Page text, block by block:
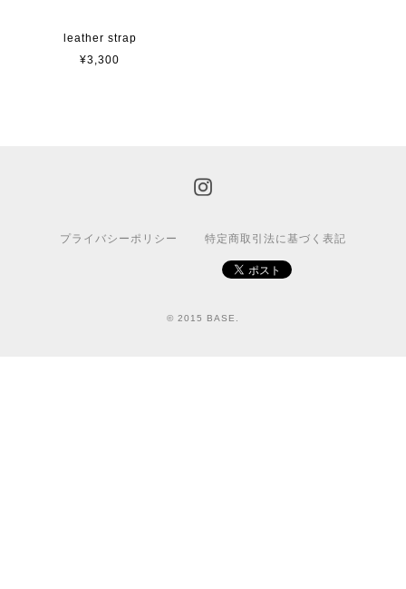
leather strap
¥3,300
プライバシーポリシー 特定商取引法に基づく表記
© 2015 BASE.